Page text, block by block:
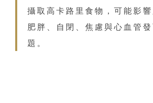
攝取高卡路里食物，可能影
肥胖、自閉、焦慮與心血管
題。